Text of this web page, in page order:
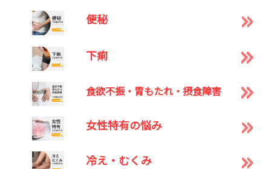
便秘
下痢
食欲不振・胃もたれ・摂食障害
女性特有の悩み
冷え・むくみ